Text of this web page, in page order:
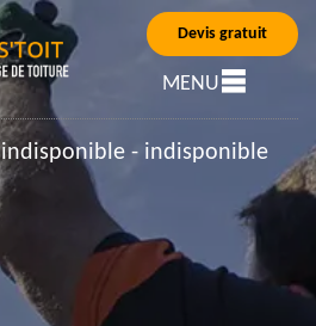
Devis gratuit
MENU
indisponible - indisponible